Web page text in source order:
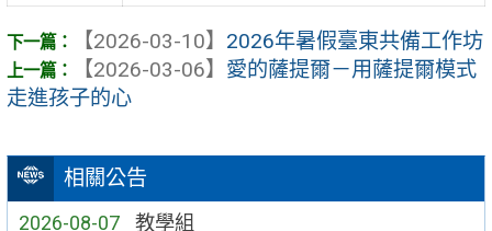
相關公告
2026-08-07 教學組
【2026-03-10】 2026年暑假臺東共備工作坊
【2026-03-06】 愛的薩提爾－用薩提爾模式
走進孩子的心